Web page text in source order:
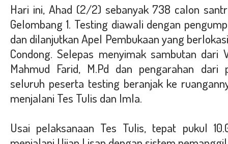
Hari ini, Ahad (2/2) sebanyak 738 calon
Gelombang 1. Testing diawali dengan
dan dilanjutkan Apel Pembukaan yang
Condong. Selepas menyimak sambutan dari
Mahmud Farid, M.Pd dan pengarahan dari
seluruh peserta testing beranjak ke
menjalani Tes Tulis dan Imla.
Usai pelaksanaan Tes Tulis, tepat pukul